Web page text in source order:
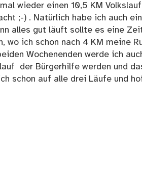
wieder einen 10,5 KM
;-) . Natürlich habe ich auch
alles gut läuft sollte es eine
ich schon nach 4 KM meine
Wochenenden werde ich
der Bürgerhilfe werden und
schon auf alle drei Läufe und